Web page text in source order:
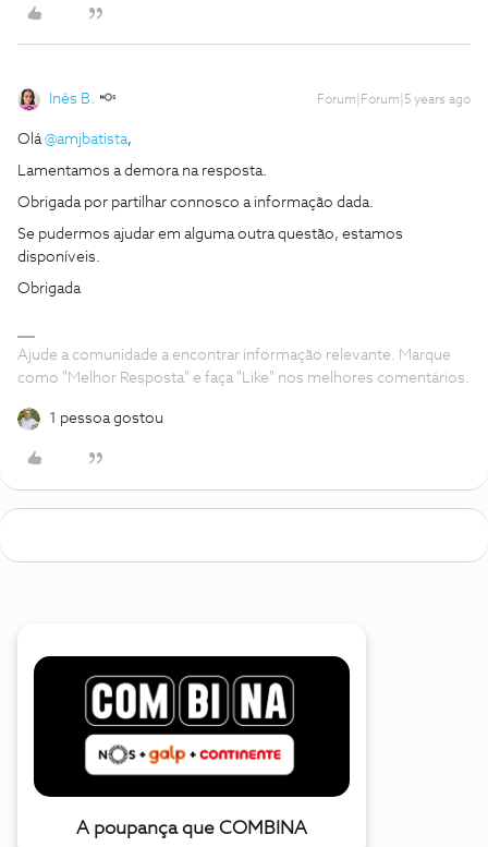
Inês B. Forum|Forum|5 years ago
Olá@amjbatista,
Lamentamos a demora na resposta.
Obrigada por partilhar connosco a informação dada.
Se pudermos ajudar em alguma outra questão, estamos
disponíveis.
Obrigada
Ajude a comunidade a encontrar informação relevante. Marque
como "Melhor Resposta" e faça "Like" nos melhores comentários.
1 pessoa gostou
A poupança que COMBINA